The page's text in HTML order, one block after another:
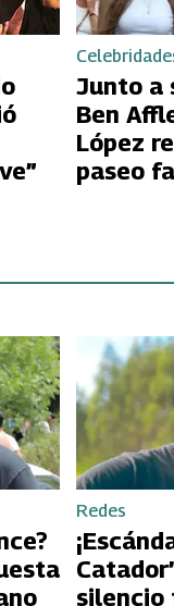
Junto a
Ben
López
paseo
Redes
silencio